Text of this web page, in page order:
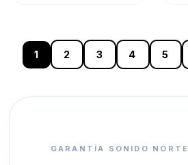
1 2 3 4 5
GARANTÍA SONIDO NORTE